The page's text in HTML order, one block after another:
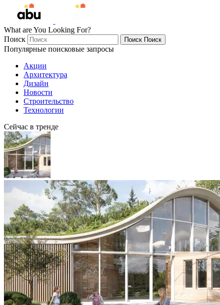
What are You Looking For?
Поиск
Поиск Поиск
Популярные поисковые запросы
Акции
Архитектура
Дизайн
Новости
Строительство
Технологии
Сейчас в тренде